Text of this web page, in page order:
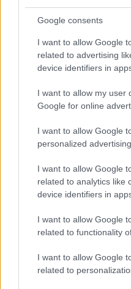
Google consents
I want to allow Google
related to advertising
device identifiers in
I want to allow my user
Google for online
I want to allow Google
personalized advertising.
I want to allow Google
related to analytics like
device identifiers in
I want to allow Google
related to functionality
I want to allow Google
related to
Πώς θα ήταν η Ευρώπη
09/08/26 - 13:22
Το Χονγκ Κονγκ κατέγραψε
09/08/26 - 12:46
πόλεις της Κύπρου
Ισαάκ και του Σολωμού
ΑΜΥΝΑ
09/08/26 - 12:26
8 Αυγούστου 1884: Τα
Δοκίμων έτσι όπως την
09/08/26 - 12:00
9 Αυγούστου 1945: Η ρίψη
ατομικής βόμβας στο
πρώτη ρίψη στη Χιροσίμα
ΑΜΥΝΑ